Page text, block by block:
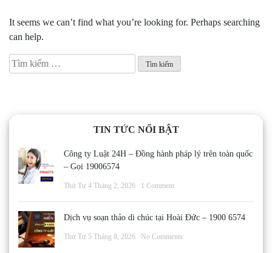
It seems we can’t find what you’re looking for. Perhaps searching
can help.
Tìm
kiếm
TIN TỨC NỔI BẬT
Công ty Luật 24H – Đồng hành pháp lý trên toàn quốc
– Gọi 19006574
Thứ Tư 4 Tháng 2, 2026 1 Comment
Dịch vụ soạn thảo di chúc tại Hoài Đức – 1900 6574
Thứ Tư 5 Tháng 8, 2026 No Comments